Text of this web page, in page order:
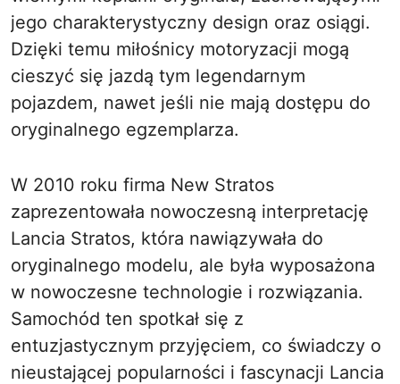
jego charakterystyczny design oraz osiągi.
Dzięki temu miłośnicy motoryzacji mogą
cieszyć się jazdą tym legendarnym
pojazdem, nawet jeśli nie mają dostępu do
oryginalnego egzemplarza.
W 2010 roku firma New Stratos
zaprezentowała nowoczesną interpretację
Lancia Stratos, która nawiązywała do
oryginalnego modelu, ale była wyposażona
w nowoczesne technologie i rozwiązania.
Samochód ten spotkał się z
entuzjastycznym przyjęciem, co świadczy o
nieustającej popularności i fascynacji Lancia